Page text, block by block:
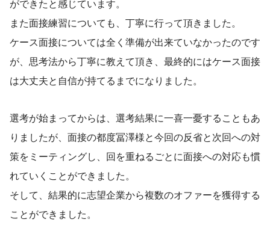
ができたと感じています。
また面接練習についても、丁寧に行って頂きました。
ケース面接については全く準備が出来ていなかったのです
が、思考法から丁寧に教えて頂き、最終的にはケース面接
は大丈夫と自信が持てるまでになりました。
選考が始まってからは、選考結果に一喜一憂することもあ
りましたが、面接の都度冨澤様と今回の反省と次回への対
策をミーティングし、回を重ねるごとに面接への対応も慣
れていくことができました。
そして、結果的に志望企業から複数のオファーを獲得する
ことができました。